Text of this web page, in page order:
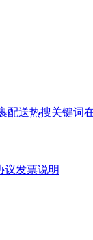
配送热搜关键词
议发票说明